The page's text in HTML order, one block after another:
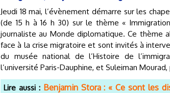
Jeudi 18 mai, l’évènement démarre sur les
(de 15 h à 16 h 30) sur le thème «
journaliste au Monde diplomatique. Ce thème
face à la crise migratoire et sont invités à
du musée national de l’Histoire de
l’université Paris-Dauphine, et Suleiman
Lire aussi : Benjamin Stora : « Ce sont les